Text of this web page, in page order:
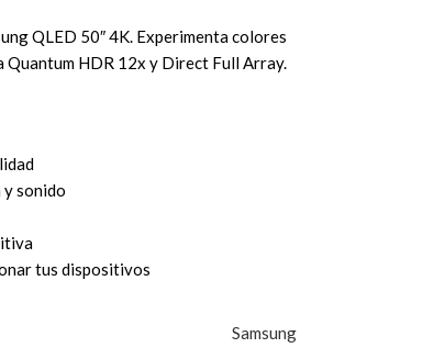
QLED 50″ 4K. Experimenta colores
HDR 12x y Direct Full Array.
y sonido
tus dispositivos
Samsung